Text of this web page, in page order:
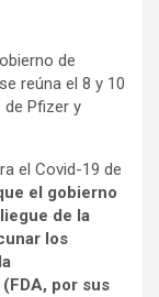
de
reúna el 8 y 10
Pfizer y
el Covid-19 de
el gobierno
de la
los
por sus